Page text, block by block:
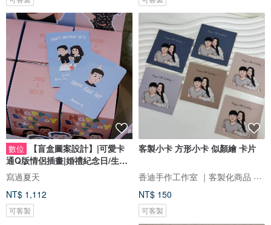
數位
【盲盒圖案設計】|可愛卡
通Q版情侶插畫|婚禮紀念日/生日
禮物客製
寫過夏天
NT$ 1,112
可客製
客製小卡 方形小卡 似顏繪 卡片
香迪手作工作室 ｜客製化商品 手作體驗 香氛商品 似顏繪
NT$ 150
可客製